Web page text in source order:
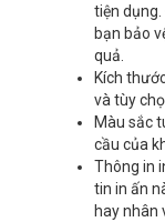
tiện
bạn bảo
quả.
Kích
và tùy
Màu sắc
cầu của
Thông in
tin in ấn
hay nhân